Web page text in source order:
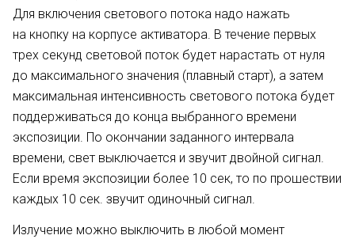
Для включения светового потока надо нажать
на кнопку на корпусе активатора. В течение первых
трех секунд световой поток будет нарастать от нуля
до максимального значения (плавный старт), а затем
максимальная интенсивность светового потока будет
поддерживаться до конца выбранного времени
экспозиции. По окончании заданного интервала
времени, свет выключается и звучит двойной сигнал.
Если время экспозиции более 10 сек, то по прошествии
каждых 10 сек. звучит одиночный сигнал.
Излучение можно выключить в любой момент